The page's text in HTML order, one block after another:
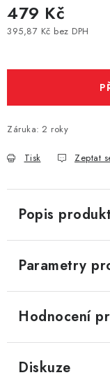
479 Kč
395,87 Kč bez DPH
Záruka: 2 roky
Tisk Zeptat
Popis
Parametry
Hodnocení
Diskuze